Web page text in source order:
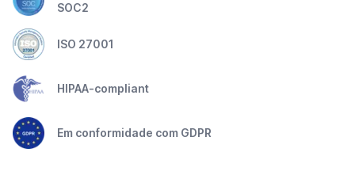
SOC2
ISO 27001
HIPAA-compliant
Em conformidade com GDPR